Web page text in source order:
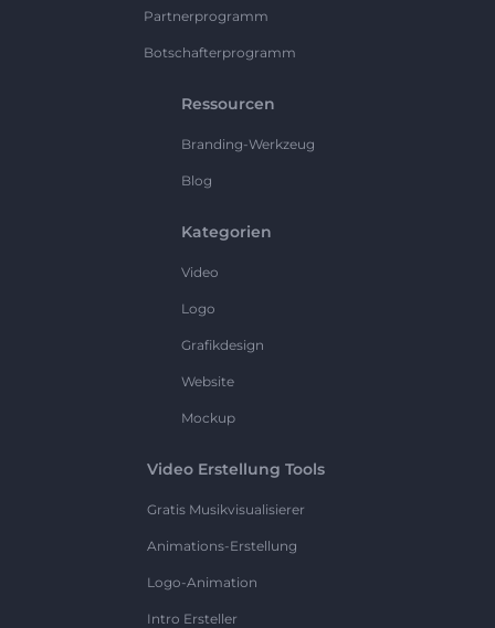
Partnerprogramm
Botschafterprogramm
Ressourcen
Branding-Werkzeug
Blog
Kategorien
Video
Logo
Grafikdesign
Website
Mockup
Video Erstellung Tools
Gratis Musikvisualisierer
Animations-Erstellung
Logo-Animation
Intro Ersteller